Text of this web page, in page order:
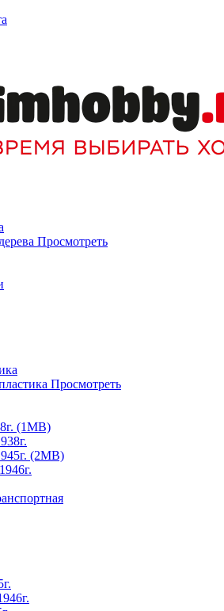
Просмотреть
Просмотреть
(1МВ)
(2МВ)